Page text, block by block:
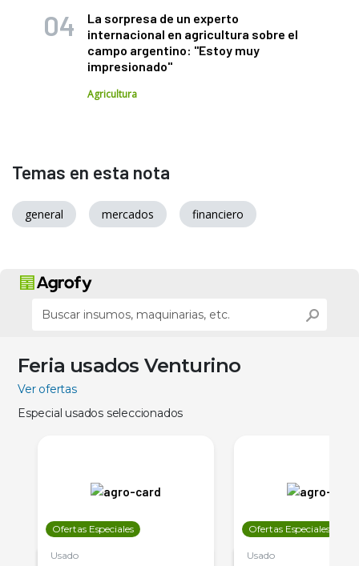
La sorpresa de un experto
internacional en agricultura sobre el
campo argentino: "Estoy muy
impresionado"
Agricultura
Temas en esta nota
general mercados financiero
Feria usados Venturino
Ver ofertas
Especial usados seleccionados
Ofertas Especiales
Usado
Ofertas Especiales
Usado